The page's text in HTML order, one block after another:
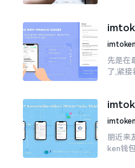
的资
先是在
了,紧接
思？
朋近来
ken钱